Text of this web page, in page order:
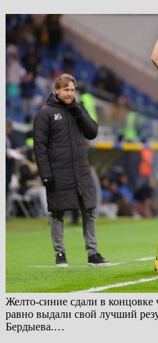
Желто-синие сдали в концовке
равно выдали свой лучший
Бердыева.…